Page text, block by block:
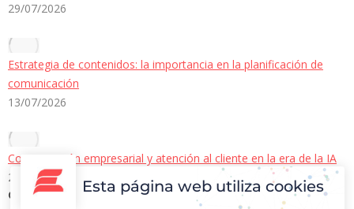
29/07/2026
Estrategia de contenidos: la importancia en la planificación de
comunicación
13/07/2026
Comunicación empresarial y atención al cliente en la era de la IA
22/06/2026
Contacto Iberian Press
Esta página web utiliza cookies